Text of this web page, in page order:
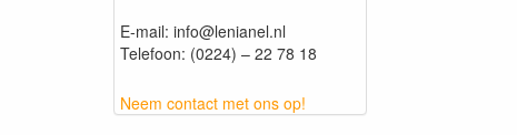
E-mail: info@lenianel.nl
Telefoon: (0224) – 22 78 18
Neem contact met ons op!